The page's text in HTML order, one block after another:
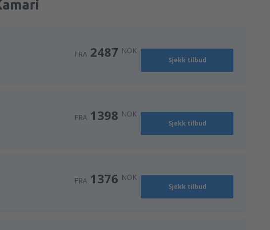
FRA 2487 NOK
Sjekk tilbud
FRA 1398 NOK
Sjekk tilbud
FRA 1376 NOK
Sjekk tilbud